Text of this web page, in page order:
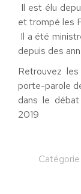
Il est élu
et trompé les
Il a été
depuis des
Retrouvez
porte-parole
dans le
2019
Catégorie